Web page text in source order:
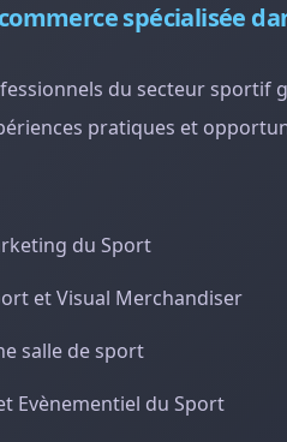
spécialisée
du secteur sportif
pratiques et
du Sport
et Visual Merchandiser
salle de sport
Evènementiel du Sport